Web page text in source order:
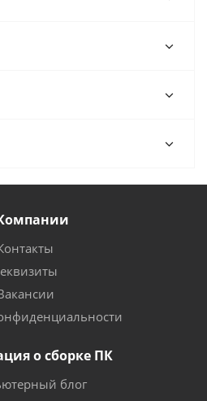
о сборке ПК
блог